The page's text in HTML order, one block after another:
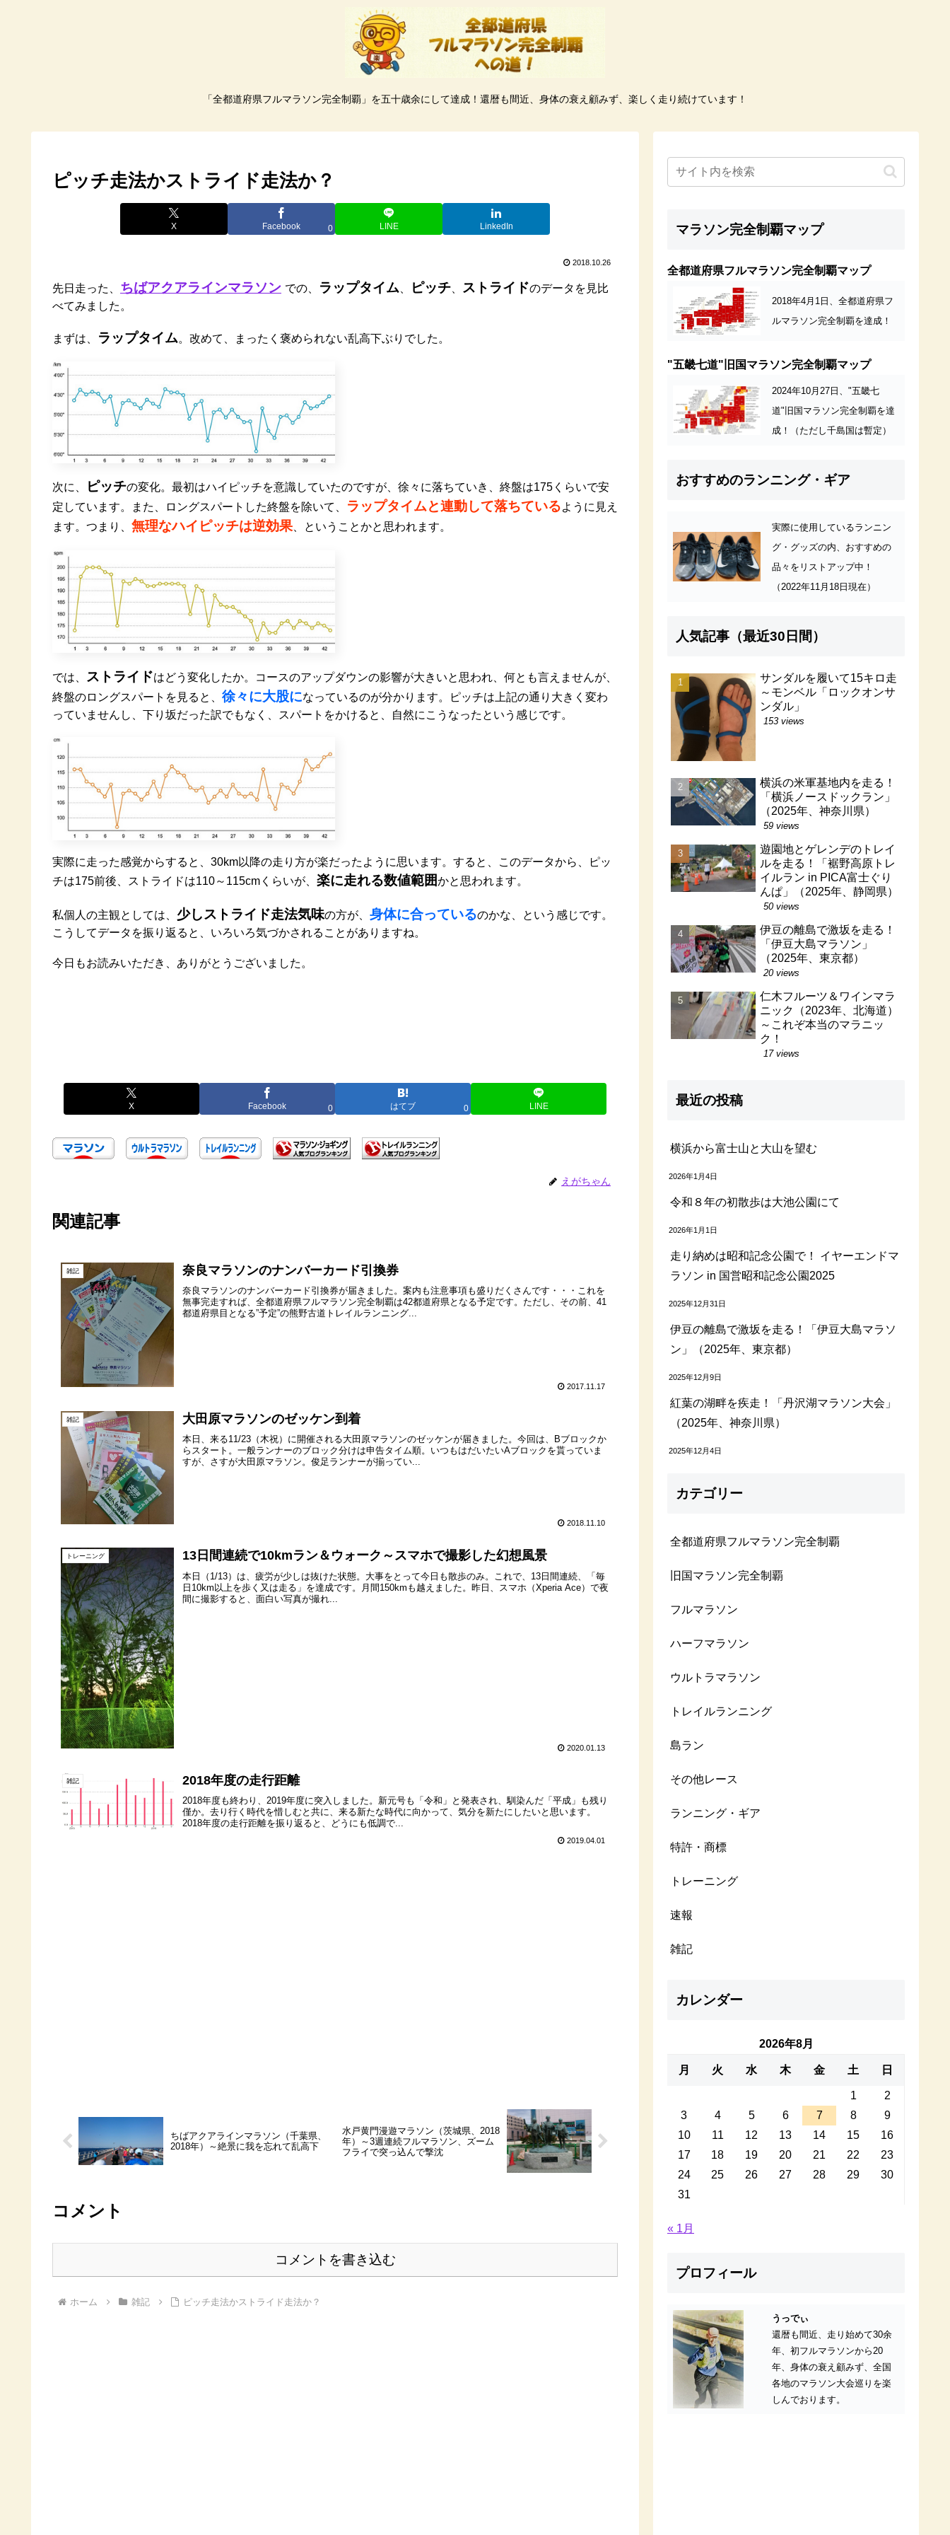
「全都道府県フルマラソン完全制覇」を五十歳余にして達成！還暦も間近、身体の衰え顧みず、楽しく走り続けています！
ピッチ走法かストライド走法か？
X Facebook 0 LINE LinkedIn
2018.10.26
先日走った、 ちばアクアラインマラソン での、 ラップタイム ピッチ ストライドのデータを見比
べてみました。
まずは、 ラップタイム。改めて、まったく褒められない乱高下ぶりでした。
次に、 ピッチの変化。最初はハイピッチを意識していたのですが、徐々に落ちていき、終盤は175くらいで安
定しています。また、ロングスパートした終盤を除いて、
ラップタイムと連動して落ちているように見え
ます。つまり、 無理なハイピッチは逆効果 、ということかと思われます。
では、 ストライドはどう変化したか。コースのアップダウンの影響が大きいと思われ、何とも言えませんが、
終盤のロングスパートを見ると、 徐々に大股になっているのが分かります。ピッチは上記の通り大きく変わ
っていませんし、下り坂だった訳でもなく、スパートをかけると、自然にこうなったという感じです。
実際に走った感覚からすると、30km以降の走り方が楽だったように思います。すると、このデータから、ピッ
チは175前後、ストライドは110～115cmくらいが、 楽に走れる数値範囲かと思われます。
私個人の主観としては、 少しストライド走法気味の方が、 身体に合っているのかな、という感じです。
こうしてデータを振り返ると、いろいろ気づかされることがありますね。
今日もお読みいただき、ありがとうございました。
X Facebook 0 はてブ 0 LINE
えがちゃん
関連記事
雑記 奈良マラソンのナンバーカード引換券
奈良マラソンのナンバーカード引換券が届きました。案内も注意事項も盛りだくさんです・・・これを
無事完走すれば、全都道府県フルマラソン完全制覇は42都道府県となる予定です。ただし、その前、41
都道府県目となる”予定”の熊野古道トレイルランニング...
2017.11.17
雑記 大田原マラソンのゼッケン到着
本日、来る11/23（木祝）に開催される大田原マラソンのゼッケンが届きました。今回は、Bブロックか
らスタート。一般ランナーのブロック分けは申告タイム順。いつもはだいたいAブロックを貰っていま
すが、さすが大田原マラソン。俊足ランナーが揃ってい...
2018.11.10
トレーニング 13日間連続で10kmラン＆ウォーク～スマホで撮影した幻想風景
本日（1/13）は、疲労が少しは抜けた状態。大事をとって今日も散歩のみ。これで、13日間連続、「毎
日10km以上を歩く又は走る」を達成です。月間150kmも越えました。昨日、スマホ（Xperia Ace）で夜
間に撮影すると、面白い写真が撮れ...
2020.01.13
雑記 2018年度の走行距離
2018年度も終わり、2019年度に突入しました。新元号も「令和」と発表され、馴染んだ「平成」も残り
僅か。去り行く時代を惜しむと共に、来る新たな時代に向かって、気分を新たにしたいと思います。
2018年度の走行距離を振り返ると、どうにも低調で...
2019.04.01
ちばアクアラインマラソン（千葉県、
2018年）～絶景に我を忘れて乱高下
水戸黄門漫遊マラソン（茨城県、2018
年）～3週連続フルマラソン、ズーム
フライで突っ込んで撃沈
コメント
コメントを書き込む
ホーム 雑記 ピッチ走法かストライド走法か？
マラソン完全制覇マップ
全都道府県フルマラソン完全制覇マップ
2018年4月1日、全都道府県フ
ルマラソン完全制覇を達成！
"五畿七道"旧国マラソン完全制覇マップ
2024年10月27日、"五畿七
道"旧国マラソン完全制覇を達
成！（ただし千島国は暫定）
おすすめのランニング・ギア
実際に使用しているランニン
グ・グッズの内、おすすめの
品々をリストアップ中！
（2022年11月18日現在）
人気記事（最近30日間）
サンダルを履いて15キロ走
～モンベル「ロックオンサ
ンダル」
153 views
横浜の米軍基地内を走る！
「横浜ノースドックラン」
（2025年、神奈川県）
59 views
遊園地とゲレンデのトレイ
ルを走る！「裾野高原トレ
イルラン in PICA富士ぐり
んぱ」（2025年、静岡県）
50 views
伊豆の離島で激坂を走る！
「伊豆大島マラソン」
（2025年、東京都）
20 views
仁木フルーツ＆ワインマラ
ニック（2023年、北海道）
～これぞ本当のマラニッ
ク！
17 views
最近の投稿
横浜から富士山と大山を望む
2026年1月4日
令和８年の初散歩は大池公園にて
2026年1月1日
走り納めは昭和記念公園で！ イヤーエンドマ
ラソン in 国営昭和記念公園2025
2025年12月31日
伊豆の離島で激坂を走る！「伊豆大島マラソ
ン」（2025年、東京都）
2025年12月9日
紅葉の湖畔を疾走！「丹沢湖マラソン大会」
（2025年、神奈川県）
2025年12月4日
カテゴリー
全都道府県フルマラソン完全制覇
旧国マラソン完全制覇
フルマラソン
ハーフマラソン
ウルトラマラソン
トレイルランニング
島ラン
その他レース
ランニング・ギア
特許・商標
トレーニング
速報
雑記
カレンダー
2026年8月
月 火 水 木 金 土 日
1
2
3
4 5 6 7 8
9
10
11 12 13 14 15
16
17
18 19 20 21 22
23
24
25 26 27 28 29
30
31
« 1月
プロフィール
うっでぃ
還暦も間近、走り始めて30余
年、初フルマラソンから20
年、身体の衰え顧みず、全国
各地のマラソン大会巡りを楽
しんでおります。